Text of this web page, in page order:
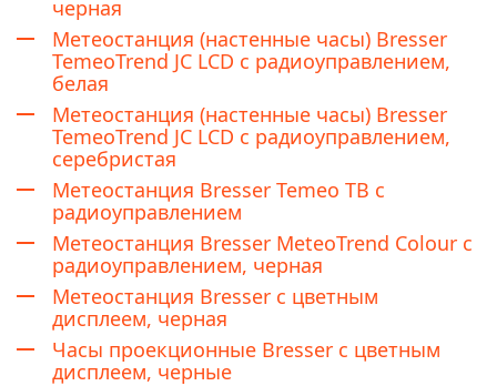
черная
Метеостанция (настенные часы) Bresser
TemeoTrend JC LCD с радиоуправлением,
белая
Метеостанция (настенные часы) Bresser
TemeoTrend JC LCD с радиоуправлением,
серебристая
Метеостанция Bresser Temeo TB с
радиоуправлением
Метеостанция Bresser MeteoTrend Colour с
радиоуправлением, черная
Метеостанция Bresser с цветным
дисплеем, черная
Часы проекционные Bresser с цветным
дисплеем, черные